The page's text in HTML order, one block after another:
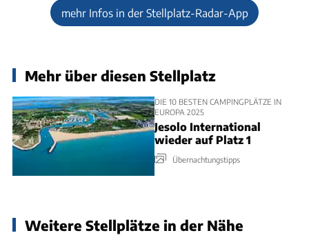
mehr Infos in der Stellplatz-Radar-App
Mehr über diesen Stellplatz
DIE 10 BESTEN CAMPINGPLÄTZE IN
EUROPA 2025
Jesolo International
wieder auf Platz 1
Übernachtungstipps
Weitere Stellplätze in der Nähe